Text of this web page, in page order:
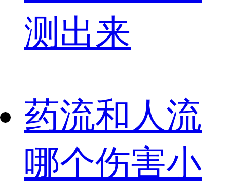
测出来
药流和人流
哪个伤害小